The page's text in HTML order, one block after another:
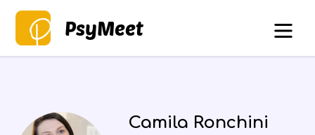
PsyMeet
Camila Ronchini